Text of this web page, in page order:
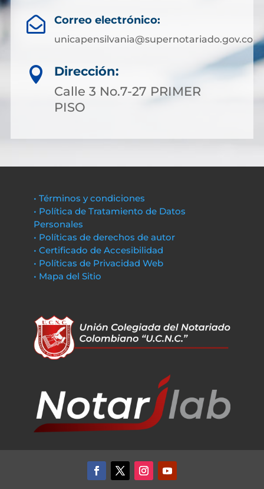
 Correo electrónico:
unicapensilvania@supernotariado.gov.co

Dirección:
Calle 3 No.7-27 PRIMER
PISO
• Términos y condiciones
• Política de Tratamiento de Datos
Personales
• Políticas de derechos de autor
• Certificado de Accesibilidad
• Políticas de Privacidad Web
• Mapa del Sitio